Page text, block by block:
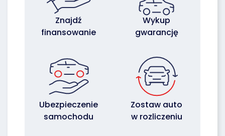
Znajdź
finansowanie
Wykup
gwarancję
Ubezpieczenie
samochodu
Zostaw auto
w rozliczeniu